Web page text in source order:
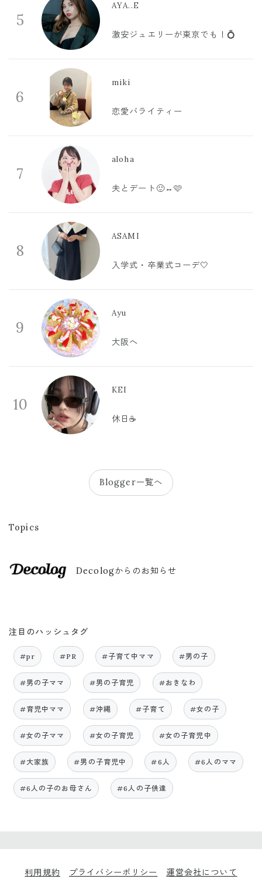
5
AYA..E
激安ジュエリーが東京でも！💍
6
miki
恋愛バライティー
7
aloha
夫とデート🙂‍↔️🩷
8
ASAMI
入学式・卒業式コーデ🤍
9
Ayu
大阪へ
10
KEI
休日☕️
Blogger一覧へ
Topics
Decologからのお知らせ
注目のハッシュタグ
#pr #PR #子育て中ママ #男の子
#男の子ママ #男の子育児 #おきなわ
#育児中ママ #沖縄 #子育て #女の子
#女の子ママ #女の子育児 #女の子育児中
#大家族 #男の子育児中 #6人 #6人のママ
#6人の子のお母さん #6人の子供達
利用規約 プライバシーポリシー 運営会社について